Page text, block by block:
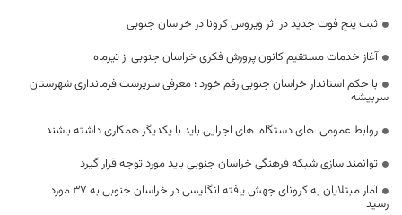
ثبت پنج فوت جدید در اثر ویروس کرونا در خراسان جنوبی
آغاز خدمات مستقیم کانون پرورش فکری خراسان جنوبی از تیرماه
با حکم استاندار خراسان جنوبی رقم خورد ؛ معرفی سرپرست فرمانداری شهرستان
سربیشه
روابط عمومی ‌ های دستگاه ‌ های اجرایی باید با یکدیگر همکاری داشته باشند
توانمند سازی شبکه فرهنگی خراسان جنوبی باید مورد توجه قرار گیرد
آمار مبتلایان به کرونای جهش یافته انگلیسی در خراسان جنوبی به ۳۷ مورد
رسید